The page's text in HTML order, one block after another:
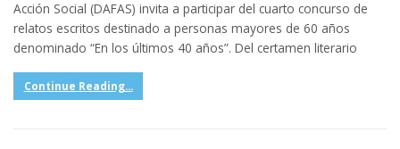
Acción Social (DAFAS) invita a participar del cuarto concurso de
relatos escritos destinado a personas mayores de 60 años
denominado “En los últimos 40 años”. Del certamen literario
Continue Reading...